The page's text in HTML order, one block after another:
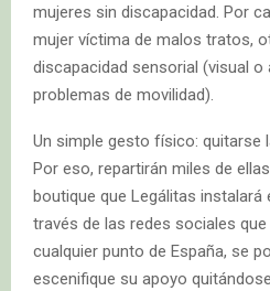
mujeres sin discapacidad. Por
mujer víctima de malos tratos,
discapacidad sensorial (visual
problemas de movilidad).
Un simple gesto físico: quitarse
Por eso, repartirán miles de
boutique que Legálitas instalará
través de las redes sociales
cualquier punto de España, se
escenifique su apoyo